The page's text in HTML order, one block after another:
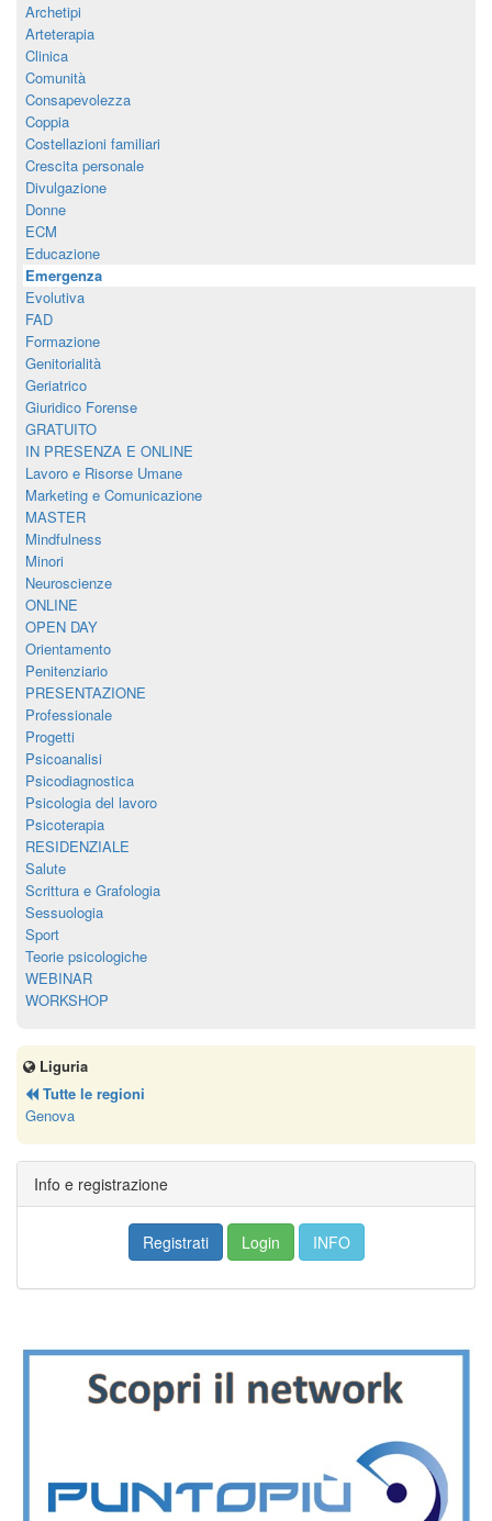
Archetipi
Arteterapia
Clinica
Comunità
Consapevolezza
Coppia
Costellazioni familiari
Crescita personale
Divulgazione
Donne
ECM
Educazione
Emergenza
Evolutiva
FAD
Formazione
Genitorialità
Geriatrico
Giuridico Forense
GRATUITO
IN PRESENZA E ONLINE
Lavoro e Risorse Umane
Marketing e Comunicazione
MASTER
Mindfulness
Minori
Neuroscienze
ONLINE
OPEN DAY
Orientamento
Penitenziario
PRESENTAZIONE
Professionale
Progetti
Psicoanalisi
Psicodiagnostica
Psicologia del lavoro
Psicoterapia
RESIDENZIALE
Salute
Scrittura e Grafologia
Sessuologia
Sport
Teorie psicologiche
WEBINAR
WORKSHOP
Liguria
Tutte le regioni
Genova
Info e registrazione
Registrati Login INFO